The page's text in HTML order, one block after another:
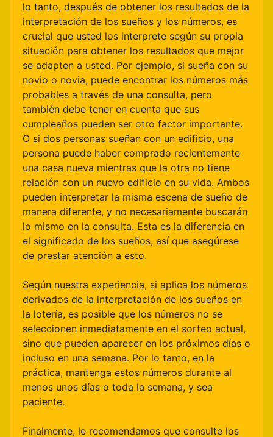
lo tanto, después de obtener los resultados de la
interpretación de los sueños y los números, es
crucial que usted los interprete según su propia
situación para obtener los resultados que mejor
se adapten a usted. Por ejemplo, si sueña con su
novio o novia, puede encontrar los números más
probables a través de una consulta, pero
también debe tener en cuenta que sus
cumpleaños pueden ser otro factor importante.
O si dos personas sueñan con un edificio, una
persona puede haber comprado recientemente
una casa nueva mientras que la otra no tiene
relación con un nuevo edificio en su vida. Ambos
pueden interpretar la misma escena de sueño de
manera diferente, y no necesariamente buscarán
lo mismo en la consulta. Esta es la diferencia en
el significado de los sueños, así que asegúrese
de prestar atención a esto.
Según nuestra experiencia, si aplica los números
derivados de la interpretación de los sueños en
la lotería, es posible que los números no se
seleccionen inmediatamente en el sorteo actual,
sino que pueden aparecer en los próximos días o
incluso en una semana. Por lo tanto, en la
práctica, mantenga estos números durante al
menos unos días o toda la semana, y sea
paciente.
Finalmente, le recomendamos que consulte los